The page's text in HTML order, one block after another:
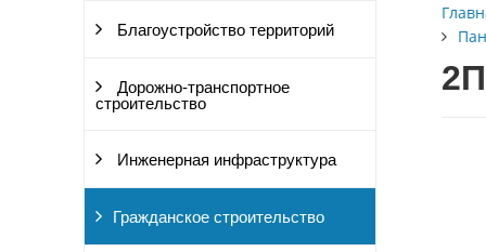
Благоустройство территорий
Дорожно-транспортное
строительство
Инженерная инфраструктура
Гражданское строительство